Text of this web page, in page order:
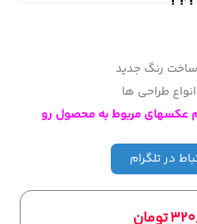
ساخت رنگ جدید
طراحی ها
عکسهای مربوط به محصول رو
در تلگرام
تومان